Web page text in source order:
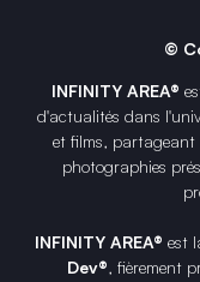
©
INFINITY AREA®
d'actualités dans
et films, partageant
photographies
INFINITY AREA® est
Dev®, fièrement